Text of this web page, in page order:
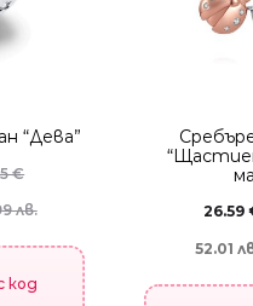
“Дева”
€
лв.
код
26.59
52.01